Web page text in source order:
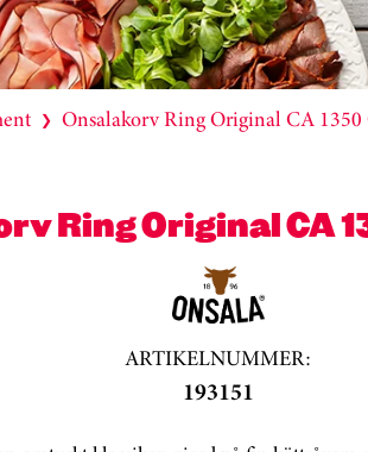
❯ Onsalakorv Ring Original CA 1350
Ring Original CA
ARTIKELNUMMER:
193151